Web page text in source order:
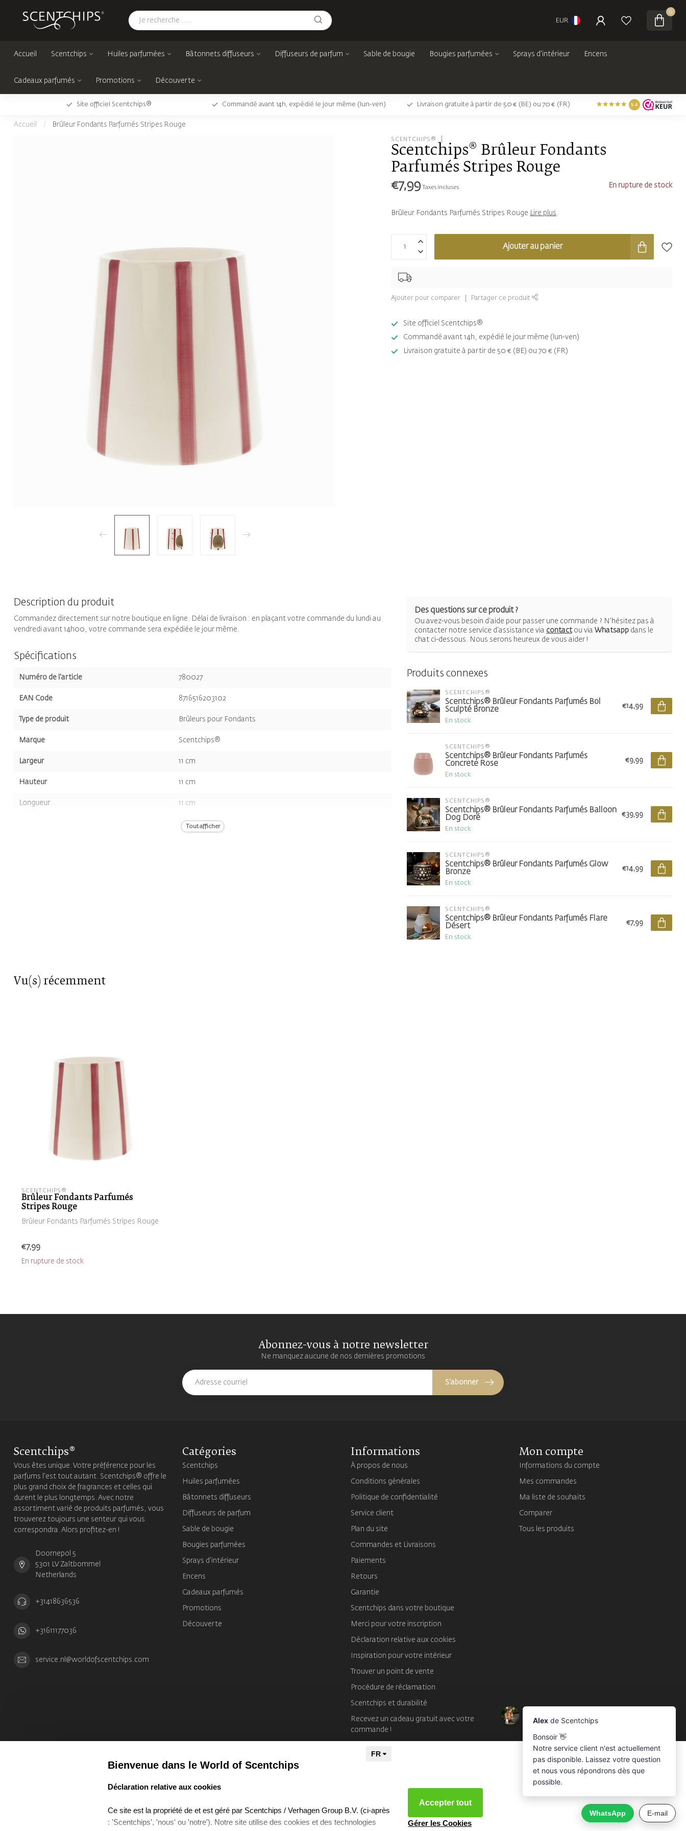
EUR
0
Accueil Scentchips Huiles parfumées Bâtonnets diffuseurs Diffuseurs de parfum Sable de bougie Bougies parfumées Sprays d'intérieur Encens
Cadeaux parfumés Promotions Découverte
Site officiel Scentchips® Commandé avant 14h, expédié le jour même (lun-ven) Livraison gratuite à partir de 50 € (BE) ou 70 € (FR) 9.4
Accueil / Brûleur Fondants Parfumés Stripes Rouge
SCENTCHIPS®
Scentchips® Brûleur Fondants
Parfumés Stripes Rouge
€7,99 Taxes incluses En rupture de stock
Brûleur Fondants Parfumés Stripes Rouge Lire plus .
Ajouter au panier
Ajouter pour comparer Partager ce produit
Site officiel Scentchips®
Commandé avant 14h, expédié le jour même (lun-ven)
Livraison gratuite à partir de 50 € (BE) ou 70 € (FR)
Description du produit
Commandez directement sur notre boutique en ligne. Délai de livraison : en plaçant votre commande du lundi au
vendredi avant 14h00, votre commande sera expédiée le jour même.
Spécifications
Numéro de l'article 780027
EAN Code 8716516203102
Type de produit Brûleurs pour Fondants
Marque Scentchips®
Largeur 11 cm
Hauteur 11 cm
Longueur 11 cm
354 gr
Tout afficher
Des questions sur ce produit ?
Ou avez-vous besoin d'aide pour passer une commande ? N'hésitez pas à
contacter notre service d'assistance via contactou via Whatsapp dans le
chat ci-dessous. Nous serons heureux de vous aider !
Produits connexes
SCENTCHIPS®
Scentchips® Brûleur Fondants Parfumés Bol
Sculpté Bronze
En stock
€14,99
SCENTCHIPS®
Scentchips® Brûleur Fondants Parfumés
Concrete Rose
En stock
€9,99
SCENTCHIPS®
Scentchips® Brûleur Fondants Parfumés Balloon
Dog Doré
En stock
€39,99
SCENTCHIPS®
Scentchips® Brûleur Fondants Parfumés Glow
Bronze
En stock
€14,99
SCENTCHIPS®
Scentchips® Brûleur Fondants Parfumés Flare
Désert
En stock
€7,99
Vu(s) récemment
SCENTCHIPS®
Brûleur Fondants Parfumés
Stripes Rouge
Brûleur Fondants Parfumés Stripes Rouge
€7,99
En rupture de stock
Abonnez-vous à notre newsletter
Ne manquez aucune de nos dernières promotions
S'abonner
Scentchips®
Vous êtes unique. Votre préférence pour les
parfums l'est tout autant. Scentchips® offre le
plus grand choix de fragrances et celles qui
durent le plus longtemps. Avec notre
assortiment varié de produits parfumés, vous
trouverez toujours une senteur qui vous
correspondra. Alors profitez-en !
Doornepol 5
5301 LV Zaltbommel
Netherlands
+31418636536
+31611177036
service.nl@worldofscentchips.com
Catégories
Scentchips
Huiles parfumées
Bâtonnets diffuseurs
Diffuseurs de parfum
Sable de bougie
Bougies parfumées
Sprays d'intérieur
Encens
Cadeaux parfumés
Promotions
Découverte
Informations
À propos de nous
Conditions générales
Politique de confidentialité
Service client
Plan du site
Commandes et Livraisons
Paiements
Retours
Garantie
Scentchips dans votre boutique
Merci pour votre inscription
Déclaration relative aux cookies
Inspiration pour votre intérieur
Trouver un point de vente
Procédure de réclamation
Scentchips et durabilité
Recevez un cadeau gratuit avec votre
commande !
Mon compte
Informations du compte
Mes commandes
Ma liste de souhaits
Comparer
Tous les produits
Bienvenue dans le World of Scentchips
select language
Déclaration relative aux cookies
Ce site est la propriété de et est géré par Scentchips / Verhagen Group B.V. (ci-après
: 'Scentchips', 'nous' ou 'notre'). Notre site utilise des cookies et des technologies
Accepter tout
Gérer les Cookies